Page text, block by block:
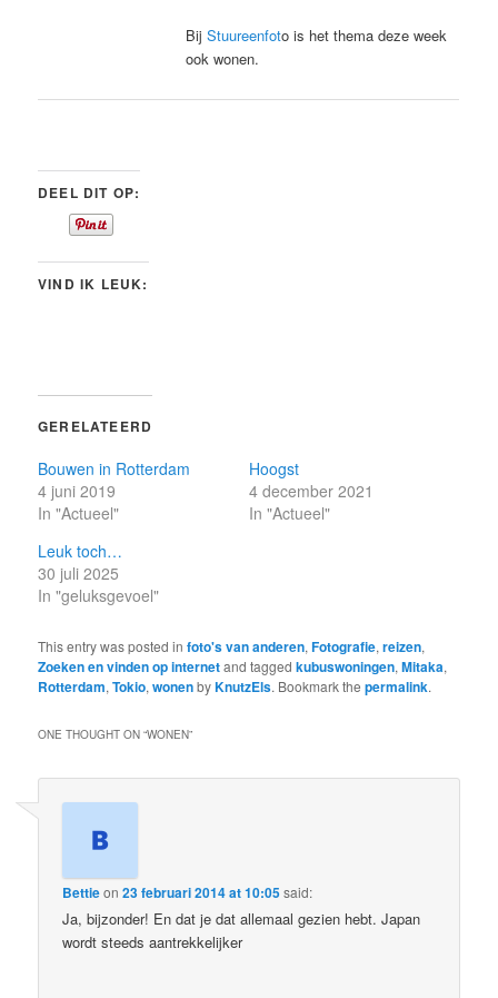
BijStuureenfoto is het thema deze week
ook wonen.
DEEL DIT OP:
VIND IK LEUK:
GERELATEERD
Bouwen in Rotterdam
4 juni 2019
In "Actueel"
Hoogst
4 december 2021
In "Actueel"
Leuk toch…
30 juli 2025
In "geluksgevoel"
This entry was posted infoto's van anderen,Fotografie,reizen,
Zoeken en vinden op internetand taggedkubuswoningen,Mitaka,
Rotterdam,Tokio,wonenbyKnutzEls. Bookmark thepermalink.
ONE THOUGHT ON “WONEN”
Bettieon23 februari 2014 at 10:05said:
Ja, bijzonder! En dat je dat allemaal gezien hebt. Japan
wordt steeds aantrekkelijker